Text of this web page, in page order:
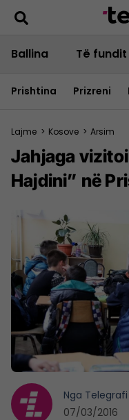
Ballina Të fundit
Prishtina Prizreni
Lajme > Kosove > Arsim
Jahjaga
Hajdini” në
Nga Telegrafi
07/03/2016